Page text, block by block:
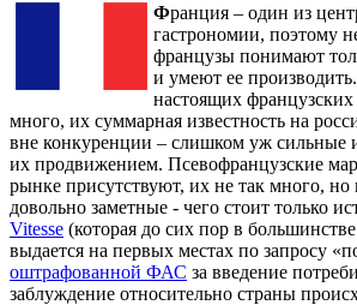
Франция – один из
гастрономии, поэтому
французы понимают
и умеют ее
настоящих
много, их суммарная известность на
вне конкуренции – слишком уж сильные
их продвижением. Псевофранцузские
рынке присутствуют, их не так много, но
довольно заметные - чего стоит только
Vitesse (которая до сих пор в
выдается на первых местах по запросу
оштрафованной ФАС за введение
заблуждение относительно страны